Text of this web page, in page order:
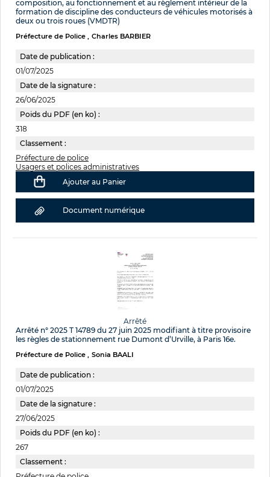
composition, au fonctionnement et au règlement intérieur de la
formation de discipline des conducteurs de véhicules motorisés à
deux ou trois roues (VMDTR)
Préfecture de Police Charles BARBIER
Date de publication :
01/07/2025
Date de la signature :
26/06/2025
Poids du PDF (en ko) :
318
Classement :
Préfecture de police
Usagers et polices administratives
Ajouter au Panier
Document numérique
Arrêté
Arrêté n° 2025 T 14789 du 27 juin 2025 modifiant à titre provisoire
les règles de stationnement rue Dumont d’Urville, à Paris 16e.
Préfecture de Police Sonia BAALI
Date de publication :
01/07/2025
Date de la signature :
27/06/2025
Poids du PDF (en ko) :
267
Classement :